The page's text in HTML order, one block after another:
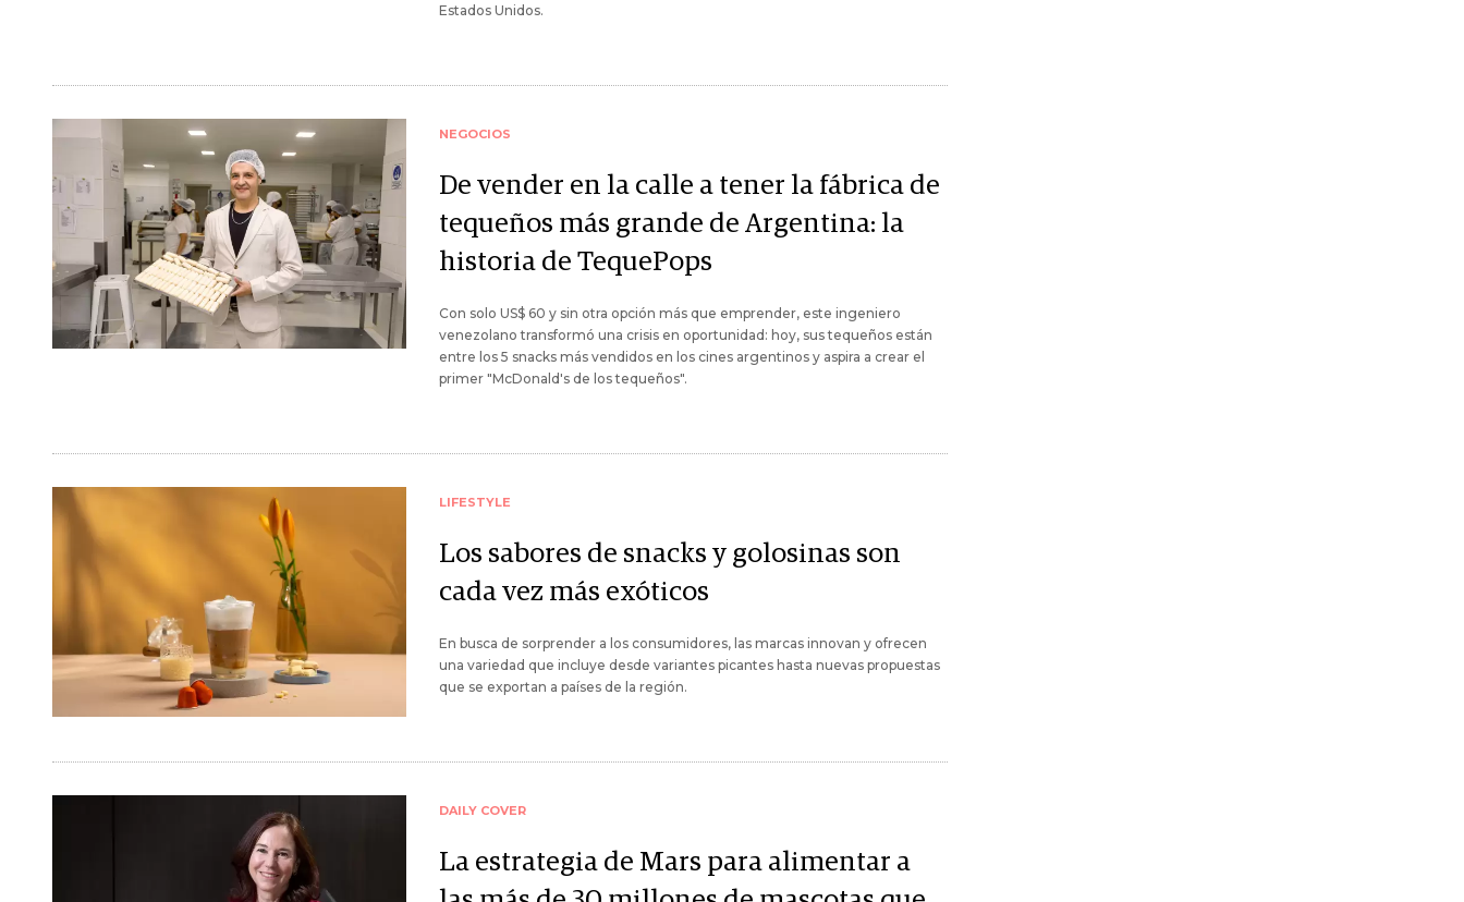
Estados Unidos.
NEGOCIOS
De vender en la calle a tener la fábrica de
tequeños más grande de Argentina: la
historia de TequePops
Con solo US$ 60 y sin otra opción más que emprender, este ingeniero
venezolano transformó una crisis en oportunidad: hoy, sus tequeños están
entre los 5 snacks más vendidos en los cines argentinos y aspira a crear el
primer "McDonald's de los tequeños".
LIFESTYLE
Los sabores de snacks y golosinas son
cada vez más exóticos
En busca de sorprender a los consumidores, las marcas innovan y ofrecen
una variedad que incluye desde variantes picantes hasta nuevas propuestas
que se exportan a países de la región.
DAILY COVER
La estrategia de Mars para alimentar a